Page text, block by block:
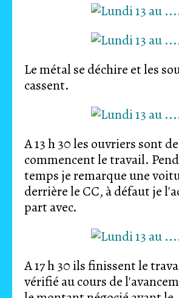
Le métal se déchire et les
cassent.
A 13 h 30 les ouvriers sont
commencent le travail.
temps je remarque une
derrière le CC, à défaut je
part avec.
A 17 h 30 ils finissent le
vérifié au cours de